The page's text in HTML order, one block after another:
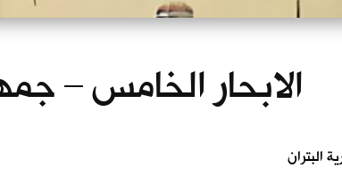
الابحار الخامس –